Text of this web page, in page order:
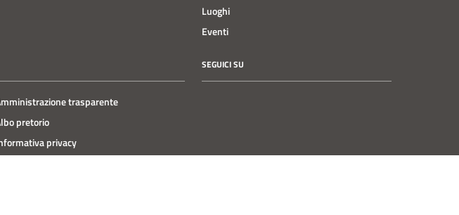
Luoghi
Eventi
trasparente
pretorio
privacy
SEGUICI SU